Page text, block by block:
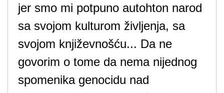
jer smo mi potpuno autohton narod
sa svojom kulturom življenja, sa
svojom književnošću... Da ne
govorim o tome da nema nijednog
spomenika genocidu nad